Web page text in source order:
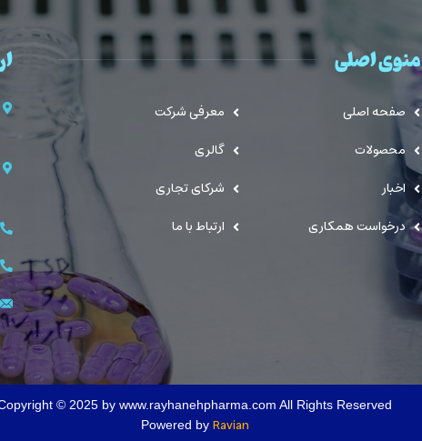
منوی اصلی
صفحه اصلی
معرفی شرکت
محصولات
گالری
اخبار
شرکای تجاری
درخواست همکاری
ارتباط با ما
© 2025 by www.rayhanehpharma.com All Rights Reserved
Powered by Ravian